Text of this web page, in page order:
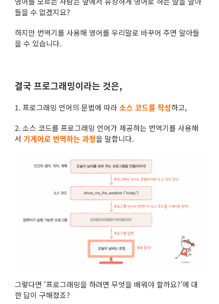
들을 수 없겠지요?
하지만 번역기를 사용해 영어를 우리말로 바꾸어 주면 알아들
을 수 있습니다.
결국 프로그래밍이라는 것은,
1. 프로그래밍 언어의 문법에 따라소스 코드를 작성하고,
2. 소스 코드를 프로그래밍 언어가 제공하는 번역기를 사용해
서 기계어로 번역하는 과정을 말합니다.
그렇다면 ‘프로그래밍을 하려면 무엇을 배워야 할까요?’에 대
한 답이 구해졌죠?